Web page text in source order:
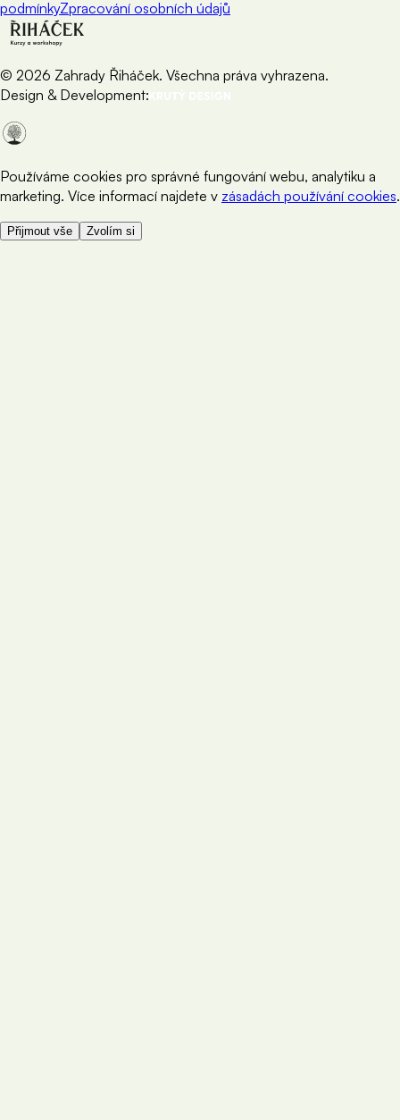
podmínkyZpracování osobních údajů
© 2026 Zahrady Řiháček. Všechna práva vyhrazena.
Design & Development:
Používáme cookies pro správné fungování webu, analytiku a
marketing. Více informací najdete v zásadách používání cookies.
Přijmout vše Zvolím si